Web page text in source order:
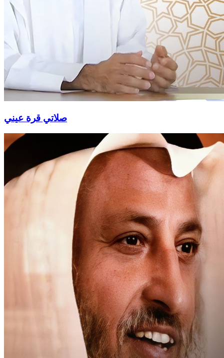
صلاتي قرة عيني